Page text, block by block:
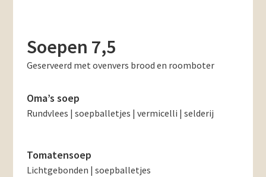
Soepen 7,5
Geserveerd met ovenvers brood en roomboter
Oma’s soep
Rundvlees | soepballetjes | vermicelli | selderij
Tomatensoep
Lichtgebonden | soepballetjes